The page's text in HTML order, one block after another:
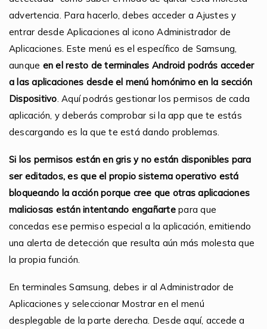
advertencia. Para hacerlo, debes acceder a Ajustes y
entrar desde Aplicaciones al icono Administrador de
Aplicaciones. Este menú es el específico de Samsung,
aunque en el resto de terminales Android podrás acceder
a las aplicaciones desde el menú homónimo en la sección
Dispositivo . Aquí podrás gestionar los permisos de cada
aplicación, y deberás comprobar si la app que te estás
descargando es la que te está dando problemas.
Si los permisos están en gris y no están disponibles para
ser editados, es que el propio sistema operativo está
bloqueando la acción porque cree que otras aplicaciones
maliciosas están intentando engañartepara que
concedas ese permiso especial a la aplicación, emitiendo
una alerta de detección que resulta aún más molesta que
la propia función.
En terminales Samsung, debes ir al Administrador de
Aplicaciones y seleccionar Mostrar en el menú
desplegable de la parte derecha. Desde aquí, accede a